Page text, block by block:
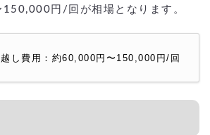
円/回が相場となります。
越し費用：約60,000円〜150,000円/回